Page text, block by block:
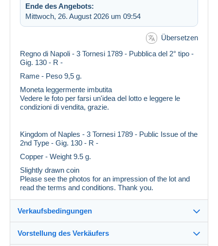
Ende des Angebots:
Mittwoch, 26. August 2026 um 09:54
Übersetzen
Regno di Napoli - 3 Tornesi 1789 - Pubblica del 2° tipo -
Gig. 130 - R -
Rame - Peso 9,5 g.
Moneta leggermente imbutita
Vedere le foto per farsi un'idea del lotto e leggere le
condizioni di vendita, grazie.
Kingdom of Naples - 3 Tornesi 1789 - Public Issue of the
2nd Type - Gig. 130 - R -
Copper - Weight 9.5 g.
Slightly drawn coin
Please see the photos for an impression of the lot and
read the terms and conditions. Thank you.
Verkaufsbedingungen
Versand nach:
Vorstellung des Verkäufers